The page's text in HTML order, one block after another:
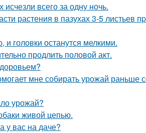
всего за одну ночь.
растения в пазухах 3-5 листьев
головки останутся мелкими.
продлить половой акт.
мне собирать урожай раньше
урожай?
живой цепью.
у вас на даче?